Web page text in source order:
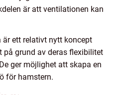
är att ventilationen kan
är ett relativt nytt koncept
på grund av deras flexibilitet
ger möjlighet att skapa en
för hamstern.